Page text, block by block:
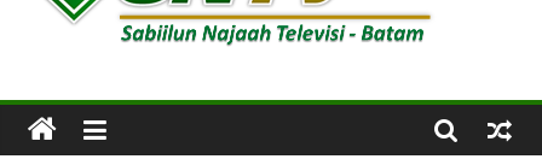
SNTV
Najaah
Televisi
–